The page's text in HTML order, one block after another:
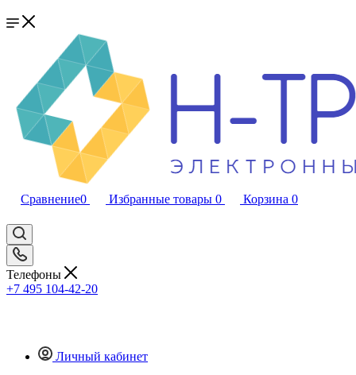
Сравнение0 Избранные товары 0 Корзина 0
Телефоны
+7 495 104-42-20
Личный кабинет